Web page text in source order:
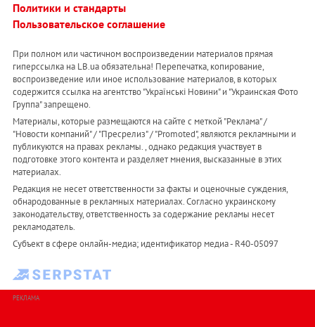
Политики и стандарты
Пользовательское соглашение
При полном или частичном воспроизведении материалов прямая
гиперссылка на LB.ua обязательна! Перепечатка, копирование,
воспроизведение или иное использование материалов, в которых
содержится ссылка на агентство "Українськi Новини" и "Украинская Фото
Группа" запрещено.
Материалы, которые размещаются на сайте с меткой "Реклама" /
"Новости компаний" / "Пресрелиз" / "Promoted", являются рекламными и
публикуются на правах рекламы. , однако редакция участвует в
подготовке этого контента и разделяет мнения, высказанные в этих
материалах.
Редакция не несет ответственности за факты и оценочные суждения,
обнародованные в рекламных материалах. Согласно украинскому
законодательству, ответственность за содержание рекламы несет
рекламодатель.
Субъект в сфере онлайн-медиа; идентификатор медиа - R40-05097
РЕКЛАМА